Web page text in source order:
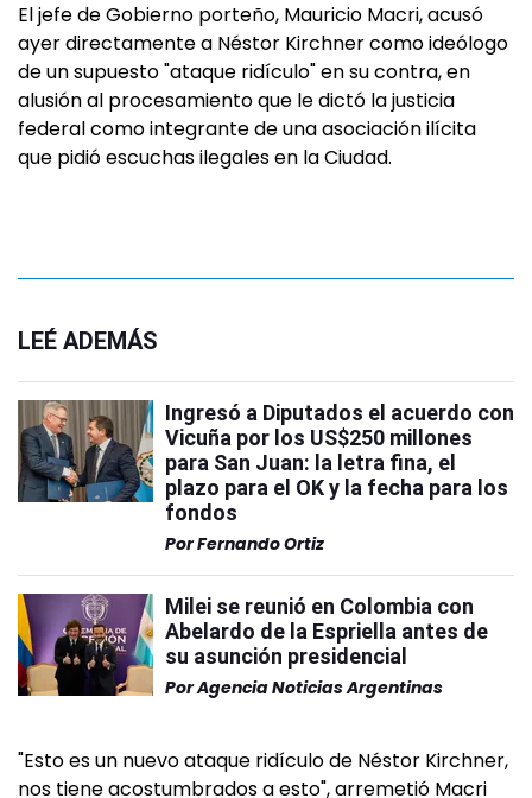
El jefe de Gobierno porteño, Mauricio Macri, acusó
ayer directamente a Néstor Kirchner como ideólogo
de un supuesto "ataque ridículo" en su contra, en
alusión al procesamiento que le dictó la justicia
federal como integrante de una asociación ilícita
que pidió escuchas ilegales en la Ciudad.
LEÉ ADEMÁS
Ingresó a Diputados el acuerdo con
Vicuña por los US$250 millones
para San Juan: la letra fina, el
plazo para el OK y la fecha para los
fondos
PorFernando Ortiz
Milei se reunió en Colombia con
Abelardo de la Espriella antes de
su asunción presidencial
PorAgencia Noticias Argentinas
"Esto es un nuevo ataque ridículo de Néstor Kirchner,
nos tiene acostumbrados a esto", arremetió Macri